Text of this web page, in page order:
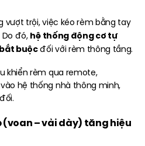
vượt trội, việc kéo rèm bằng tay
đó,hệ thống động cơ tự
buộcđối với rèm thông tầng.
khiển rèm qua remote,
hệ thống nhà thông minh,
(voan – vải dày) tăng hiệu